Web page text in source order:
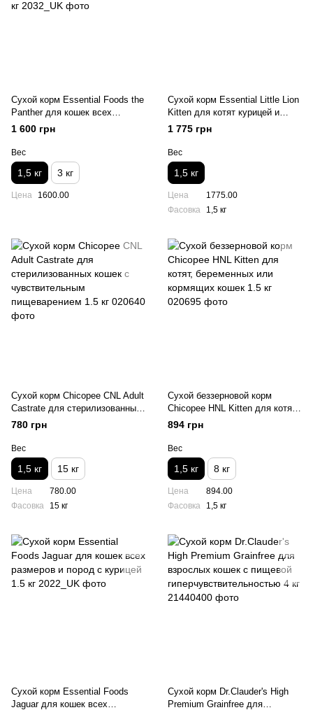
Сухой корм Essential Foods the
Panther для кошек всех
размеров и пород с лососем и
белой рыбой 1.5 кг
1 600 грн
Вес
1,5 кг 3 кг
Цена 1600.00
Сухой корм Essential Little Lion
Kitten для котят курицей и
уткой 1,5 кг
1 775 грн
Вес
1,5 кг
Цена
1775.00
Фасовка
1,5 кг
Сухой корм Chicopee CNL Adult
Castrate для стерилизованных
кошек с чувствительным
пищеварением 1.5 кг
780 грн
Вес
1,5 кг 15 кг
Цена
780.00
Фасовка
15 кг
Сухой беззерновой корм
Chicopee HNL Kitten для котят,
беременных или кормящих
кошек 1.5 кг
894 грн
Вес
1,5 кг 8 кг
Цена
894.00
Фасовка
1,5 кг
Сухой корм Essential Foods
Jaguar для кошек всех
Сухой корм Dr.Clauder's High
Premium Grainfree для